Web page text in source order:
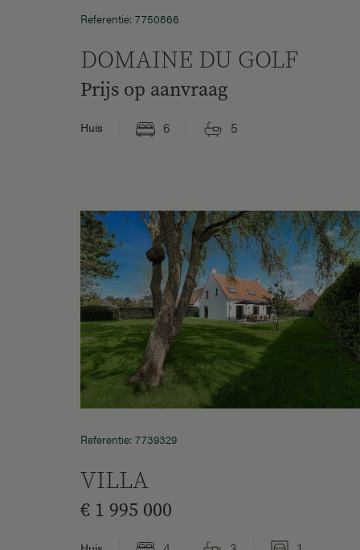
Referentie: 7750866
DOMAINE DU GOLF
Prijs op aanvraag
Huis 6 5
Referentie: 7739329
VILLA
€ 1 995 000